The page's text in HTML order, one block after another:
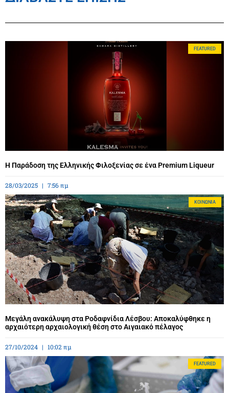
FEATURED
Η Παράδοση της Ελληνικής Φιλοξενίας σε ένα Premium Liqueur
28/03/2025 7:56 πμ
ΚΟΙΝΩΝΊΑ
Μεγάλη ανακάλυψη στα Ροδαφνίδια Λέσβου: Αποκαλύφθηκε η
αρχαιότερη αρχαιολογική θέση στο Αιγαιακό πέλαγος
27/10/2024 10:02 πμ
FEATURED